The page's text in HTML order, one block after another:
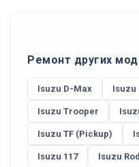
Ремонт других
Isuzu D-Max Isuzu
Isuzu Trooper
Isuzu TF (Pickup)
Isuzu 117 Isuzu